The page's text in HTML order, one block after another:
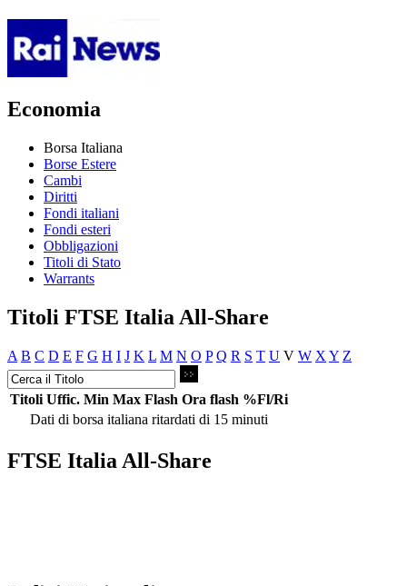
Economia
Borsa Italiana
Borse Estere
Cambi
Diritti
Fondi italiani
Fondi esteri
Obbligazioni
Titoli di Stato
Warrants
Titoli FTSE Italia All-Share
A B C D E F G H I J K L M N O P Q R S T U V W X Y Z
Titoli Uffic. Min Max Flash Ora flash %Fl/Ri
Dati di borsa italiana ritardati di 15 minuti
FTSE Italia All-Share